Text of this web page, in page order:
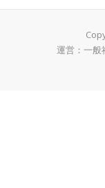
運営：一般